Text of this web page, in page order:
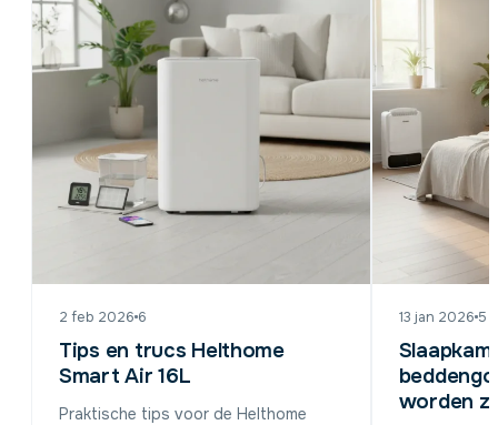
2 feb 2026 6
Tips en trucs Helthome
Smart Air 16L
Praktische tips voor de Helthome
13 jan 2026 5
worden